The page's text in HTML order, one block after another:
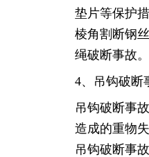
垫片等保护
棱角割断钢
绳破断事故。
4、吊钩破断
吊钩破断事
造成的重物
吊钩破断事